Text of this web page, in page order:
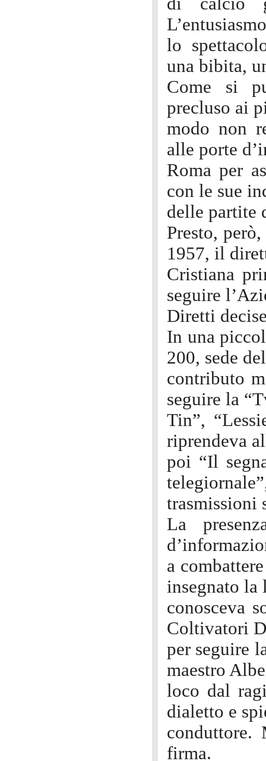
lo
una bibita,
Come si
precluso ai
modo non
alle porte
Roma per
con le sue
delle partite
Presto,
1957, il
Cristiana
seguire
Diretti
In una
200, sede
contributo
seguire la
Tin”,
riprendeva
poi “Il
trasmissioni
La
a
insegnato la
conosceva
Coltivatori
per seguire
maestro
loco dal
dialetto e
firma.